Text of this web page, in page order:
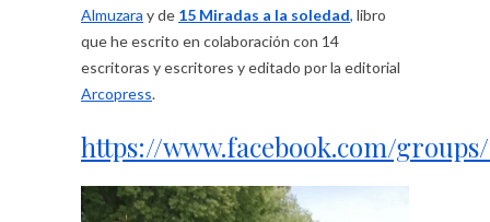
Almuzara y de 15 Miradas a la soledad, libro
que he escrito en colaboración con 14
escritoras y escritores y editado por la editorial
Arcopress.
https://www.facebook.com/groups/